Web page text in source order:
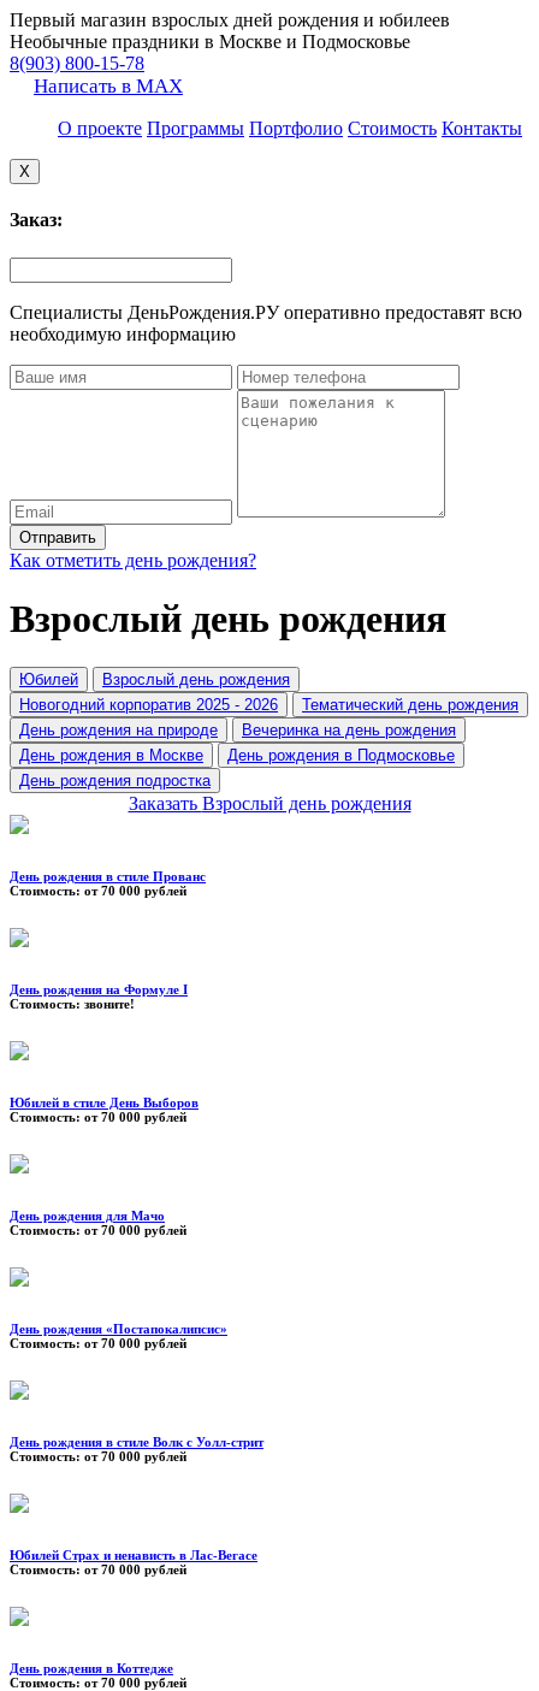
Первый магазин взрослых дней рождения и юбилеев
Необычные праздники в Москве и Подмосковье
8(903) 800-15-78
Написать в MAX
О проекте Программы Портфолио Стоимость Контакты
X
Заказ:
Специалисты ДеньРождения.РУ оперативно предоставят всю
необходимую информацию
Отправить
Как отметить день рождения?
Взрослый день рождения
Юбилей
Взрослый день рождения
Новогодний корпоратив 2025 - 2026
Тематический день рождения
День рождения на природе
Вечеринка на день рождения
День рождения в Москве
День рождения в Подмосковье
День рождения подростка
Заказать Взрослый день рождения
День рождения в стиле Прованс
Стоимость: от 70 000 рублей
День рождения на Формуле I
Стоимость: звоните!
Юбилей в стиле День Выборов
Стоимость: от 70 000 рублей
День рождения для Мачо
Стоимость: от 70 000 рублей
День рождения «Постапокалипсис»
Стоимость: от 70 000 рублей
День рождения в стиле Волк с Уолл-стрит
Стоимость: от 70 000 рублей
Юбилей Страх и ненависть в Лас-Вегасе
Стоимость: от 70 000 рублей
День рождения в Коттедже
Стоимость: от 70 000 рублей